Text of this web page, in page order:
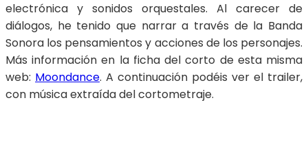
electrónica y sonidos orquestales. Al carecer de
diálogos, he tenido que narrar a través de la Banda
Sonora los pensamientos y acciones de los personajes.
Más información en la ficha del corto de esta misma
web: Moondance. A continuación podéis ver el trailer,
con música extraí­da del cortometraje.